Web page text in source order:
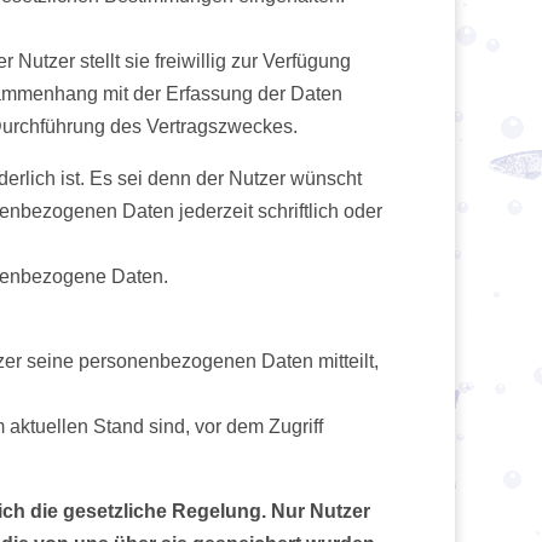
Nutzer stellt sie freiwillig zur Verfügung
mit der Erfassung der Daten
des Vertragszweckes.
ist. Es sei denn der Nutzer wünscht
Daten jederzeit schriftlich oder
Daten.
seine personenbezogenen Daten mitteilt,
Stand sind, vor dem Zugriff
die gesetzliche Regelung. Nur Nutzer